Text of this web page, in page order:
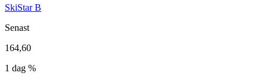
SkiStar B
Senast
164,60
1 dag %